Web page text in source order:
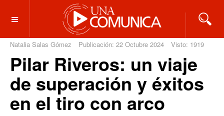
OFF CANVAS
Natalia Salas Gómez Publicación: 22 Octubre 2024 Visto: 1919
Pilar Riveros: un viaje
de superación y éxitos
en el tiro con arco